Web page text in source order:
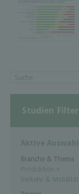
Studien Filter
Aktive Auswahl
Branche & Thema
Produktion ×
Verkehr & Mobilität